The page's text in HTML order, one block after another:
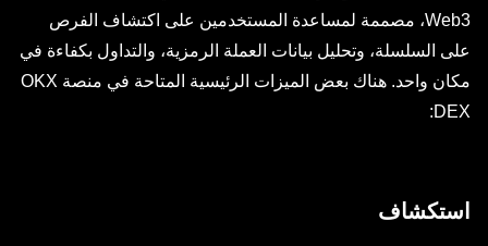
Web3، مصممة لمساعدة المستخدمين على اكتشاف الفرص
على السلسلة، وتحليل بيانات العملة الرمزية، والتداول بكفاءة في
مكان واحد. هناك بعض الميزات الرئيسية المتاحة في منصة OKX
DEX:
استكشاف